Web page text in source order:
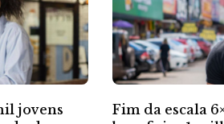
jovens
Fim da escala